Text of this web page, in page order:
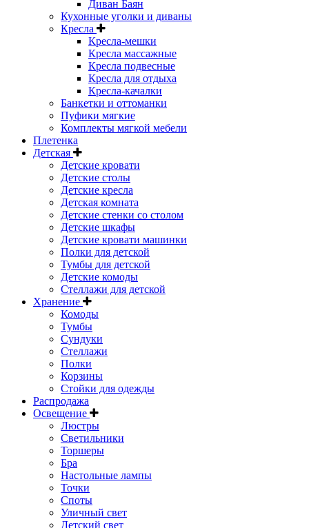
Диван Баян
Кухонные уголки и диваны
Кресла
Кресла-мешки
Кресла массажные
Кресла подвесные
Кресла для отдыха
Кресла-качалки
Банкетки и оттоманки
Пуфики мягкие
Комплекты мягкой мебели
Плетенка
Детская
Детские кровати
Детские столы
Детские кресла
Детская комната
Детские стенки со столом
Детские шкафы
Детские кровати машинки
Полки для детской
Тумбы для детской
Детские комоды
Стеллажи для детской
Хранение
Комоды
Тумбы
Сундуки
Стеллажи
Полки
Корзины
Стойки для одежды
Распродажа
Освещение
Люстры
Светильники
Торшеры
Бра
Настольные лампы
Точки
Споты
Уличный свет
Детский свет